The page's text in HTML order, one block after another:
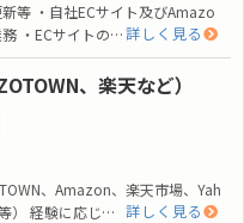
等 ・自社ECサイト及びAmazo
・ECサイトの…詳しく見る
、楽天など）
、Amazon、楽天市場、Yah
） 経験に応じ… 詳しく見る